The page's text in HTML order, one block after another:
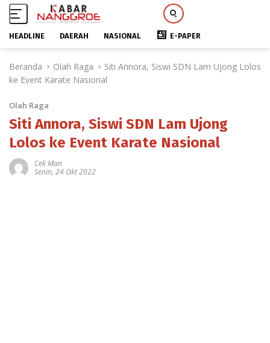
HEADLINE DAERAH NASIONAL E-PAPER
Beranda Olah Raga
Siti Annora, Siswi SDN Lam Ujong Lolos
ke Event Karate Nasional
Olah Raga
Siti Annora, Siswi SDN Lam Ujong
Lolos ke Event Karate Nasional
Cek Man
Senin, 24 Okt 2022